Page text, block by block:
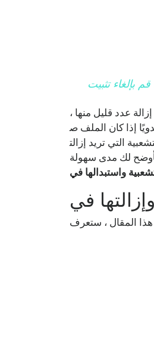
عدد قليل منها ،
إذا كان الملف ص
التي تريد إزالت
لك مدى سهولة
هذا المقال ، ستعرف